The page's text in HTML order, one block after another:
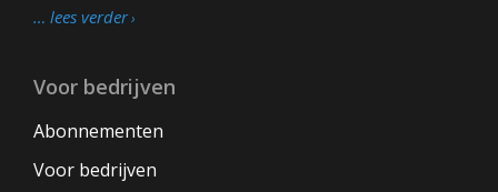
… lees verder
Voor bedrijven
Abonnementen
Voor bedrijven